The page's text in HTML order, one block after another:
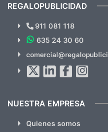
¿Quieres ver
Novedades y
hacemos Spam)
REGALOPUBLICIDAD
911 081 118
635 24 30 60
NUESTRA EMPRESA
Quienes somos